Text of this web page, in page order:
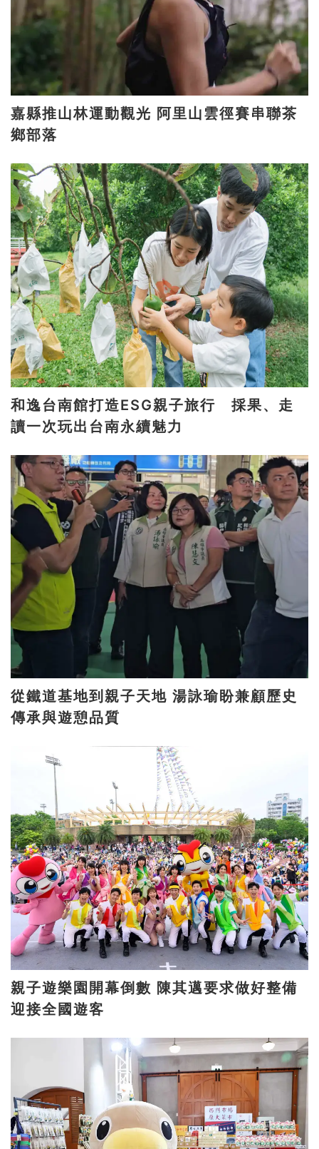
嘉縣推山林運動觀光 阿里山雲徑賽串聯茶
鄉部落
和逸台南館打造ESG親子旅行 採果、走
讀一次玩出台南永續魅力
從鐵道基地到親子天地 湯詠瑜盼兼顧歷史
傳承與遊憩品質
親子遊樂園開幕倒數 陳其邁要求做好整備
迎接全國遊客